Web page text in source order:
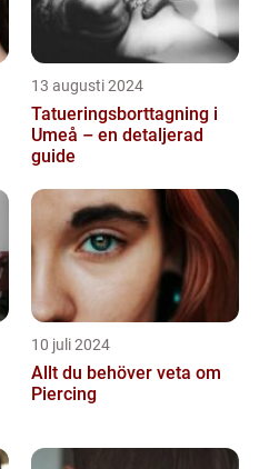
13 augusti 2024
Tatueringsborttagning i
Umeå – en detaljerad
guide
10 juli 2024
Allt du behöver veta om
Piercing